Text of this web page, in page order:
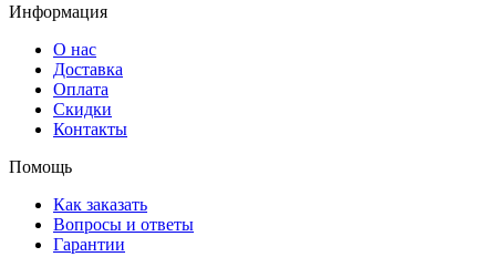
Информация
О нас
Доставка
Оплата
Скидки
Контакты
Помощь
Как заказать
Вопросы и ответы
Гарантии